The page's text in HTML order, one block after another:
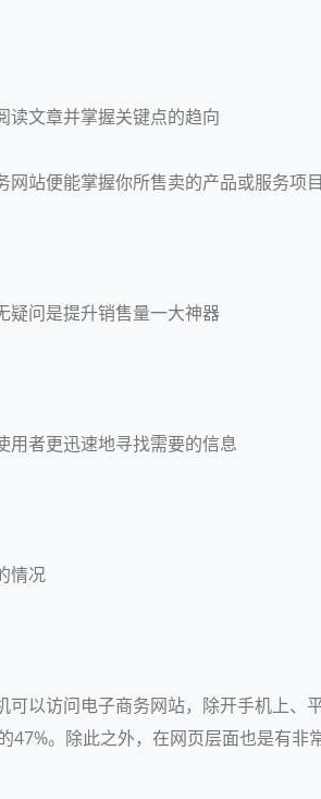
读文章并掌握关键点的趋向
网站便能掌握你所售卖的产品或服务项
疑问是提升销售量一大神器
用者更迅速地寻找需要的信息
情况
以访问电子商务网站，除开手机上
。除此之外，在网页层面也是有